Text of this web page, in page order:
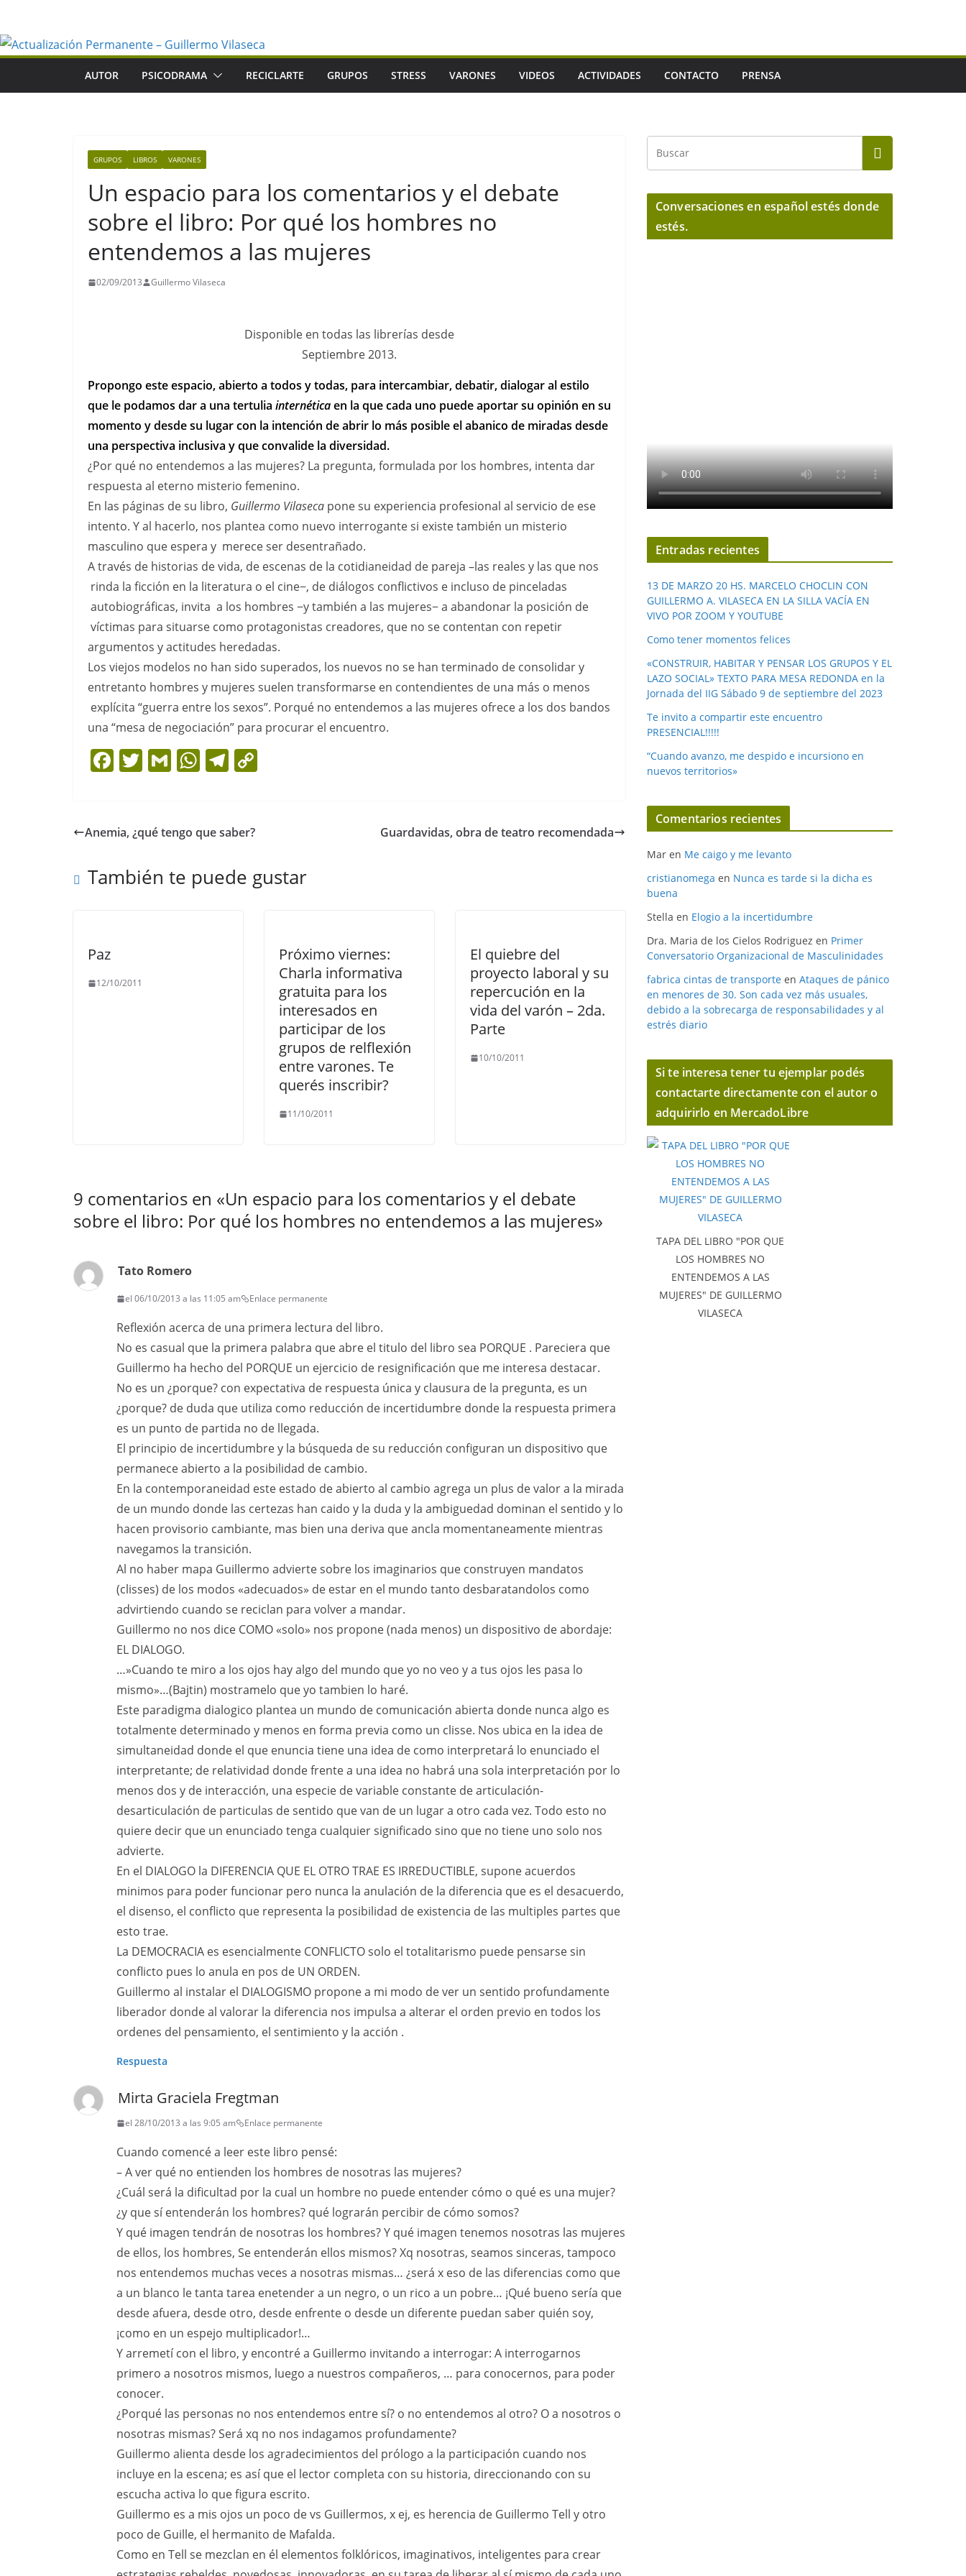
contenido
AUTOR PSICODRAMA RECICLARTE GRUPOS STRESS VARONES VIDEOS ACTIVIDADES CONTACTO PRENSA
GRUPOS LIBROS VARONES
Un espacio para los comentarios y el debate
sobre el libro: Por qué los hombres no
entendemos a las mujeres
02/09/2013 Guillermo Vilaseca
Disponible en todas las librerías desde
Septiembre 2013.
Propongo este espacio, abierto a todos y todas, para intercambiar, debatir, dialogar al estilo
que le podamos dar a una tertulia internéticaen la que cada uno puede aportar su opinión en su
momento y desde su lugar con la intención de abrir lo más posible el abanico de miradas desde
una perspectiva inclusiva y que convalide la diversidad.
¿Por qué no entendemos a las mujeres? La pregunta, formulada por los hombres, intenta dar
respuesta al eterno misterio femenino.
En las páginas de su libro, Guillermo Vilaseca pone su experiencia profesional al servicio de ese
intento. Y al hacerlo, nos plantea como nuevo interrogante si existe también un misterio
masculino que espera y merece ser desentrañado.
A través de historias de vida, de escenas de la cotidianeidad de pareja –las reales y las que nos
rinda la ficción en la literatura o el cine−, de diálogos conflictivos e incluso de pinceladas
autobiográficas, invita a los hombres −y también a las mujeres− a abandonar la posición de
víctimas para situarse como protagonistas creadores, que no se contentan con repetir
argumentos y actitudes heredadas.
Los viejos modelos no han sido superados, los nuevos no se han terminado de consolidar y
entretanto hombres y mujeres suelen transformarse en contendientes de una más o menos
explícita “guerra entre los sexos”. Porqué no entendemos a las mujeres ofrece a los dos bandos
una “mesa de negociación” para procurar el encuentro.
F
e
o
T
er
G
l
W
s
p
T
gr
m n
k
Anemia, ¿qué tengo que saber? Guardavidas, obra de teatro recomendada
También te puede gustar
Paz
12/10/2011
Próximo viernes:
Charla informativa
gratuita para los
interesados en
participar de los
grupos de relflexión
entre varones. Te
querés inscribir?
11/10/2011
El quiebre del
proyecto laboral y su
repercución en la
vida del varón – 2da.
Parte
10/10/2011
9 comentarios en «Un espacio para los comentarios y el debate
sobre el libro: Por qué los hombres no entendemos a las mujeres»
Tato Romero
el 06/10/2013 a las 11:05 am Enlace permanente
Reflexión acerca de una primera lectura del libro.
No es casual que la primera palabra que abre el titulo del libro sea PORQUE . Pareciera que
Guillermo ha hecho del PORQUE un ejercicio de resignificación que me interesa destacar.
No es un ¿porque? con expectativa de respuesta única y clausura de la pregunta, es un
¿porque? de duda que utiliza como reducción de incertidumbre donde la respuesta primera
es un punto de partida no de llegada.
El principio de incertidumbre y la búsqueda de su reducción configuran un dispositivo que
permanece abierto a la posibilidad de cambio.
En la contemporaneidad este estado de abierto al cambio agrega un plus de valor a la mirada
de un mundo donde las certezas han caido y la duda y la ambiguedad dominan el sentido y lo
hacen provisorio cambiante, mas bien una deriva que ancla momentaneamente mientras
navegamos la transición.
Al no haber mapa Guillermo advierte sobre los imaginarios que construyen mandatos
(clisses) de los modos «adecuados» de estar en el mundo tanto desbaratandolos como
advirtiendo cuando se reciclan para volver a mandar.
Guillermo no nos dice COMO «solo» nos propone (nada menos) un dispositivo de abordaje:
EL DIALOGO.
…»Cuando te miro a los ojos hay algo del mundo que yo no veo y a tus ojos les pasa lo
mismo»…(Bajtin) mostramelo que yo tambien lo haré.
Este paradigma dialogico plantea un mundo de comunicación abierta donde nunca algo es
totalmente determinado y menos en forma previa como un clisse. Nos ubica en la idea de
simultaneidad donde el que enuncia tiene una idea de como interpretará lo enunciado el
interpretante; de relatividad donde frente a una idea no habrá una sola interpretación por lo
menos dos y de interacción, una especie de variable constante de articulación-
desarticulación de particulas de sentido que van de un lugar a otro cada vez. Todo esto no
quiere decir que un enunciado tenga cualquier significado sino que no tiene uno solo nos
advierte.
En el DIALOGO la DIFERENCIA QUE EL OTRO TRAE ES IRREDUCTIBLE, supone acuerdos
minimos para poder funcionar pero nunca la anulación de la diferencia que es el desacuerdo,
el disenso, el conflicto que representa la posibilidad de existencia de las multiples partes que
esto trae.
La DEMOCRACIA es esencialmente CONFLICTO solo el totalitarismo puede pensarse sin
conflicto pues lo anula en pos de UN ORDEN.
Guillermo al instalar el DIALOGISMO propone a mi modo de ver un sentido profundamente
liberador donde al valorar la diferencia nos impulsa a alterar el orden previo en todos los
ordenes del pensamiento, el sentimiento y la acción .
Respuesta
Mirta Graciela Fregtman
el 28/10/2013 a las 9:05 am Enlace permanente
Cuando comencé a leer este libro pensé:
– A ver qué no entienden los hombres de nosotras las mujeres?
¿Cuál será la dificultad por la cual un hombre no puede entender cómo o qué es una mujer?
¿y que sí entenderán los hombres? qué lograrán percibir de cómo somos?
Y qué imagen tendrán de nosotras los hombres? Y qué imagen tenemos nosotras las mujeres
de ellos, los hombres, Se entenderán ellos mismos? Xq nosotras, seamos sinceras, tampoco
nos entendemos muchas veces a nosotras mismas… ¿será x eso de las diferencias como que
a un blanco le tanta tarea enetender a un negro, o un rico a un pobre… ¡Qué bueno sería que
desde afuera, desde otro, desde enfrente o desde un diferente puedan saber quién soy,
¡como en un espejo multiplicador!…
Y arremetí con el libro, y encontré a Guillermo invitando a interrogar: A interrogarnos
primero a nosotros mismos, luego a nuestros compañeros, … para conocernos, para poder
conocer.
¿Porqué las personas no nos entendemos entre sí? o no entendemos al otro? O a nosotros o
nosotras mismas? Será xq no nos indagamos profundamente?
Guillermo alienta desde los agradecimientos del prólogo a la participación cuando nos
incluye en la escena; es así que el lector completa con su historia, direccionando con su
escucha activa lo que figura escrito.
Guillermo es a mis ojos un poco de vs Guillermos, x ej, es herencia de Guillermo Tell y otro
poco de Guille, el hermanito de Mafalda.
Como en Tell se mezclan en él elementos folklóricos, imaginativos, inteligentes para crear
Conversaciones en español estés donde
estés.
Entradas recientes
13 DE MARZO 20 HS. MARCELO CHOCLIN CON
GUILLERMO A. VILASECA EN LA SILLA VACÍA EN
VIVO POR ZOOM Y YOUTUBE
Como tener momentos felices
«CONSTRUIR, HABITAR Y PENSAR LOS GRUPOS Y EL
LAZO SOCIAL» TEXTO PARA MESA REDONDA en la
Jornada del IIG Sábado 9 de septiembre del 2023
Te invito a compartir este encuentro
PRESENCIAL!!!!!
“Cuando avanzo, me despido e incursiono en
nuevos territorios»
Comentarios recientes
Mar en Me caigo y me levanto
cristianomega en Nunca es tarde si la dicha es
buena
Stella en Elogio a la incertidumbre
Dra. Maria de los Cielos Rodriguez en Primer
Conversatorio Organizacional de Masculinidades
fabrica cintas de transporte en Ataques de pánico
en menores de 30. Son cada vez más usuales,
debido a la sobrecarga de responsabilidades y al
estrés diario
Si te interesa tener tu ejemplar podés
contactarte directamente con el autor o
adquirirlo en MercadoLibre
TAPA DEL LIBRO "POR QUE
LOS HOMBRES NO
ENTENDEMOS A LAS
MUJERES" DE GUILLERMO
VILASECA